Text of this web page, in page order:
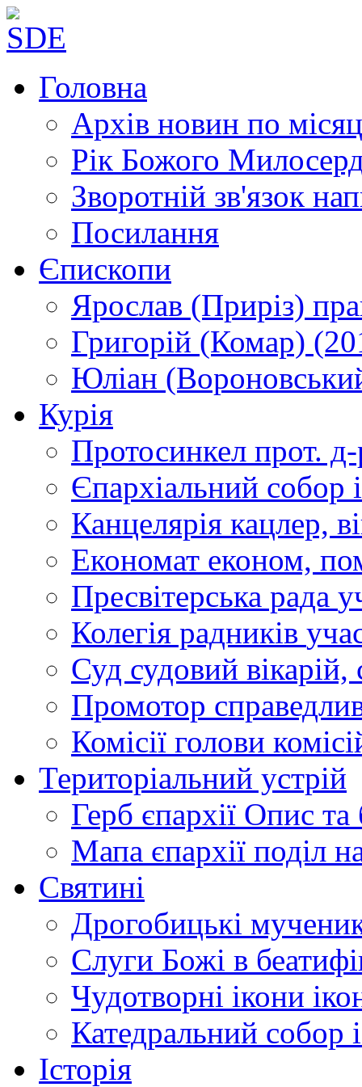
Головна
Архів новин по
Рік Божого
Зворотній зв'язок
Посилання
Єпископи
Ярослав (Приріз)
Григорій (Комар)
Юліан
Курія
Протосинкел прот.
Єпархіальний собор
Канцелярія кацлер,
Економат економ,
Пресвітерська рада
Колегія радників
Суд судовий вікарій,
Промотор
Комісії голови
Територіальний устрій
Герб єпархії Опис та
Мапа єпархії поділ
Святині
Дрогобицькі
Слуги Божі в
Чудотворні ікони
Катедральний собор
Історія